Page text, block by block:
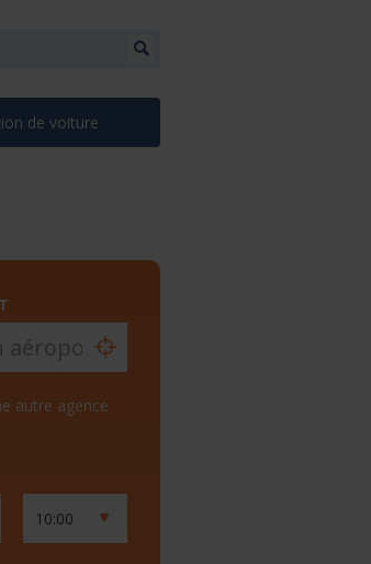
de voiture
autre agence